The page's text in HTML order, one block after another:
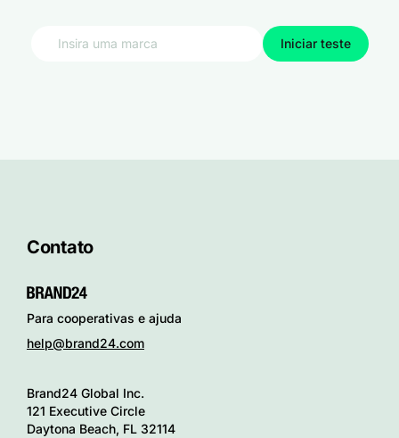
Iniciar teste
Contato
Para cooperativas e ajuda
help@brand24.com
Brand24 Global Inc.
121 Executive Circle
Daytona Beach, FL 32114